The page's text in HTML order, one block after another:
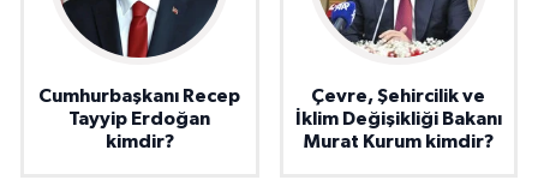
Cumhurbaşkanı Recep
Tayyip Erdoğan
kimdir?
Çevre, Şehircilik ve
İklim Değişikliği Bakanı
Murat Kurum kimdir?